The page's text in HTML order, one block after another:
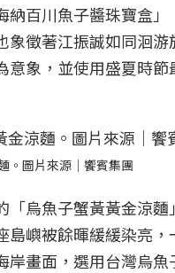
納百川魚子醬珠寶盒
象徵著江振誠如同洄
意象，並使用盛夏時
。圖片來源｜饗賓集團
「烏魚子蟹黃黃金涼
島嶼被餘暉緩緩染亮
岸畫面，選用台灣烏